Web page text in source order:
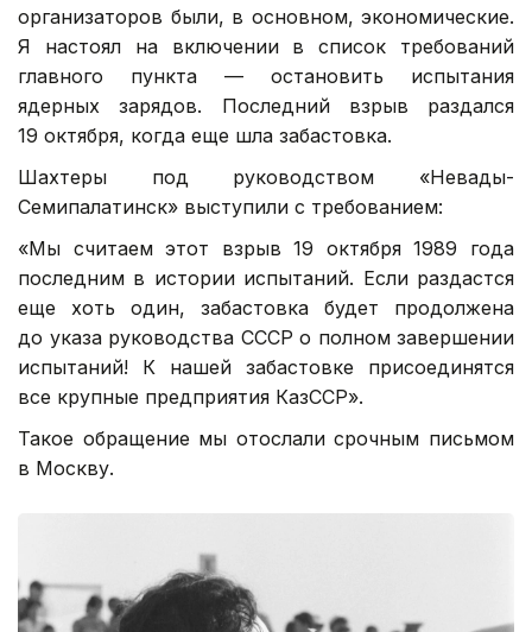
организаторов были, в основном, экономические.
Я настоял на включении в список требований
главного пункта — остановить испытания
ядерных зарядов. Последний взрыв раздался
19 октября, когда еще шла забастовка.
Шахтеры под руководством «Невады-
Семипалатинск» выступили с требованием:
«Мы считаем этот взрыв 19 октября 1989 года
последним в истории испытаний. Если раздастся
еще хоть один, забастовка будет продолжена
до указа руководства СССР о полном завершении
испытаний! К нашей забастовке присоединятся
все крупные предприятия КазССР».
Такое обращение мы отослали срочным письмом
в Москву.